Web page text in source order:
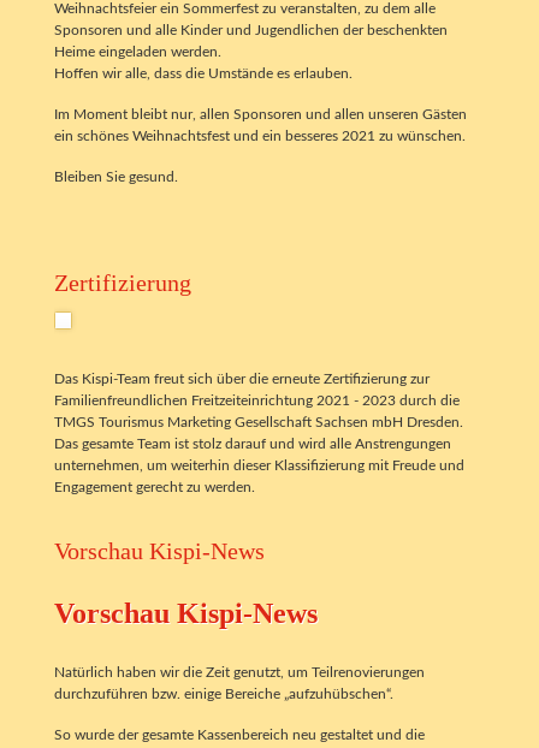
Weihnachtsfeier ein Sommerfest zu veranstalten, zu dem alle
Sponsoren und alle Kinder und Jugendlichen der beschenkten
Heime eingeladen werden.
Hoffen wir alle, dass die Umstände es erlauben.
Im Moment bleibt nur, allen Sponsoren und allen unseren Gästen
ein schönes Weihnachtsfest und ein besseres 2021 zu wünschen.
Bleiben Sie gesund.
Zertifizierung
Das Kispi-Team freut sich über die erneute Zertifizierung zur
Familienfreundlichen Freitzeiteinrichtung 2021 - 2023 durch die
TMGS Tourismus Marketing Gesellschaft Sachsen mbH Dresden.
Das gesamte Team ist stolz darauf und wird alle Anstrengungen
unternehmen, um weiterhin dieser Klassifizierung mit Freude und
Engagement gerecht zu werden.
Vorschau Kispi-News
Vorschau Kispi-News
Natürlich haben wir die Zeit genutzt, um Teilrenovierungen
durchzuführen bzw. einige Bereiche „aufzuhübschen“.
So wurde der gesamte Kassenbereich neu gestaltet und die